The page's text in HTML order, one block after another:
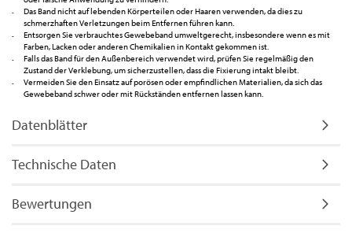
Das Band nicht auf lebenden Körperteilen oder Haaren verwenden, da dies zu
schmerzhaften Verletzungen beim Entfernen führen kann.
Entsorgen Sie verbrauchtes Gewebeband umweltgerecht, insbesondere wenn es mit
Farben, Lacken oder anderen Chemikalien in Kontakt gekommen ist.
Falls das Band für den Außenbereich verwendet wird, prüfen Sie regelmäßig den
Zustand der Verklebung, um sicherzustellen, dass die Fixierung intakt bleibt.
Vermeiden Sie den Einsatz auf porösen oder empfindlichen Materialien, da sich das
Gewebeband schwer oder mit Rückständen entfernen lassen kann.
Datenblätter
Technische Daten
Bewertungen